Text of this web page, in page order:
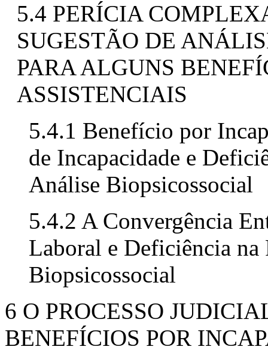
5.4 PERÍCIA
SUGESTÃO DE
PARA ALGUNS
ASSISTENCIAIS
5.4.1 Benefício por
de Incapacidade e
Análise Biopsicossocial
5.4.2 A Convergência
Laboral e Deficiência na
Biopsicossocial
6 O PROCESSO
BENEFÍCIOS POR